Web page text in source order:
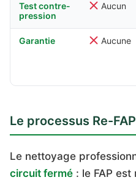
Test contre-
pression
Aucun
Garantie Aucune
Le processus Re-
Le nettoyage
circuit fermé : le FAP